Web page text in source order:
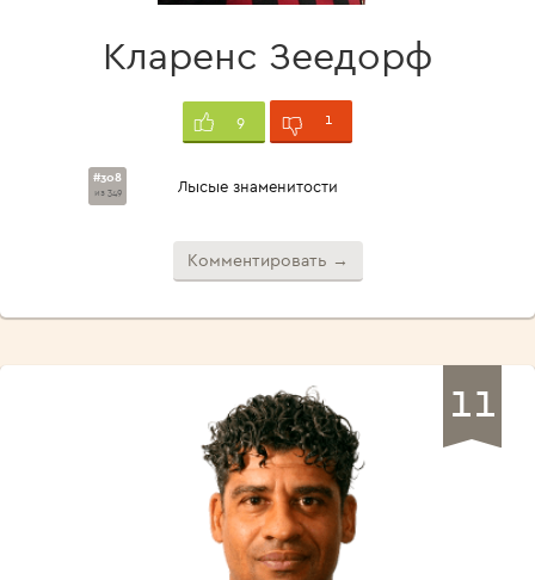
Кларенс Зеедорф
9 1
#308
из 349 Лысые знаменитости
Комментировать →
11